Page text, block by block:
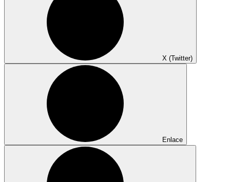
X (Twitter)
Enlace